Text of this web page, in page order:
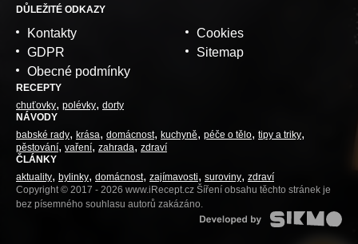
DŮLEŽITÉ ODKAZY
Kontakty
GDPR
Obecné podmínky
Cookies
Sitemap
RECEPTY
chuťovky polévky dorty
NÁVODY
babské rady krása domácnost kuchyně péče o tělo tipy a triky
pěstování vaření zahrada
zdraví
ČLÁNKY
aktuality bylinky domácnost zajímavosti suroviny zdraví
Copyright © 2017 - 2026 www.iRecept.cz Šíření obsahu těchto stránek je
bez písemného souhlasu autorů zakázáno.